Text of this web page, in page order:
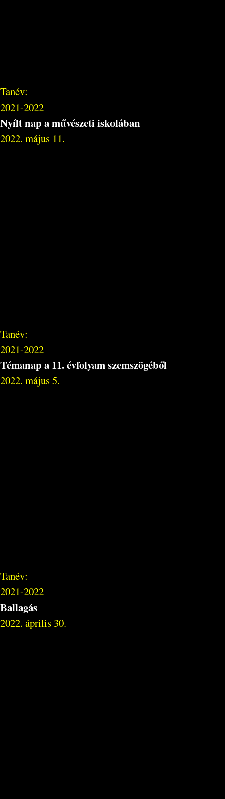
Tanév:
2021-2022
Nyílt nap a művészeti iskolában
2022. május 11.
Tanév:
2021-2022
Témanap a 11. évfolyam szemszögéből
2022. május 5.
Tanév:
2021-2022
Ballagás
2022. április 30.